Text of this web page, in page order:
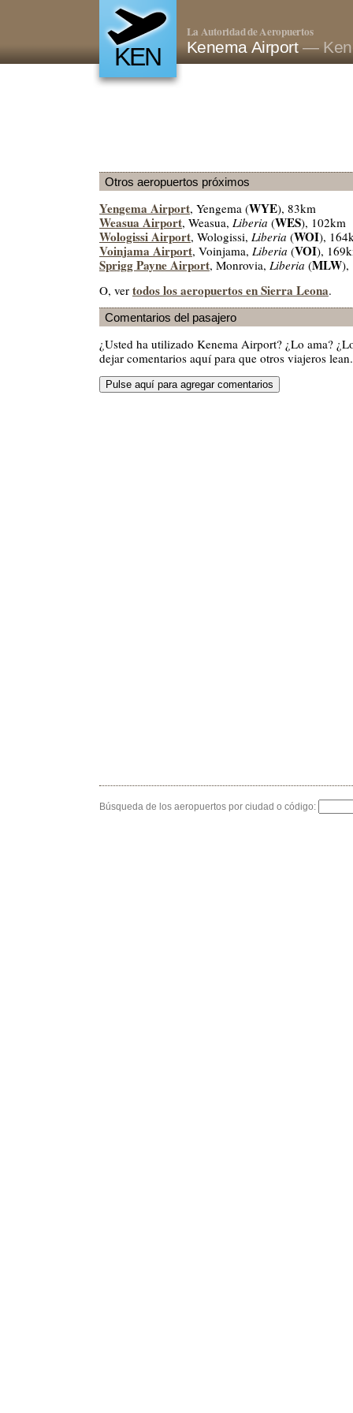
KEN
La Autoridad de Aeropuertos
Kenema Airport—
Otros aeropuertos próximos
Yengema Airport, Yengema (WYE), 83km
Weasua Airport, Weasua, Liberia (WES), 102km
Wologissi Airport, Wologissi, Liberia (WOI),
Voinjama Airport, Voinjama, Liberia (VOI),
Sprigg Payne Airport, Monrovia, Liberia (MLW),
O, ver todos los aeropuertos en Sierra Leona.
Comentarios del pasajero
¿Usted ha utilizado Kenema Airport? ¿Lo ama?
dejar comentarios aquí para que otros viajeros lean.
Búsqueda de los aeropuertos por ciudad o código: